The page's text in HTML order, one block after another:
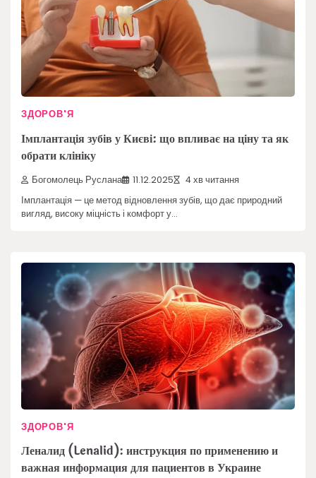
ЗДОРОВ'Я
Імплантація зубів у Києві: що впливає на ціну та як
обрати клініку
Богомолець Руслана 11.12.2025 4 хв читання
Імплантація — це метод відновлення зубів, що дає природний
вигляд, високу міцність і комфорт у…
ЗДОРОВ'Я
Леналид (Lenalid): инструкция по применению и
важная информация для пациентов в Украине